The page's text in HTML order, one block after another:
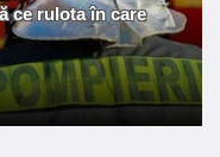
ce rulota în care